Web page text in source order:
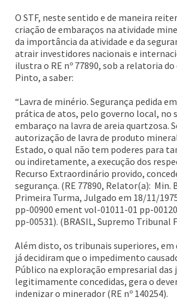
O STF, neste sentido e de maneira
criação de embaraços na atividade
da importância da atividade e da
atrair investidores nacionais e
ilustra o RE nº 77890, sob a relatoria
Pinto, a saber:
“Lavra de minério. Segurança pedida
prática de atos, pelo governo local, no
embaraço na lavra de areia quartzosa.
autorização de lavra de produto
Estado, o qual não tem poderes para
ou indiretamente, a execução dos
Recurso Extraordinário provido,
segurança. (RE 77890, Relator(a): Min.
Primeira Turma, Julgado em 18/11/
pp-00900 ement vol-01011-01 pp-
pp-00531). (BRASIL, Supremo Tribunal
Além disto, os tribunais superiores, em
já decidiram que o impedimento
Público na exploração empresarial das
legitimamente concedidas, gera o
indenizar o minerador (RE nº 140254).